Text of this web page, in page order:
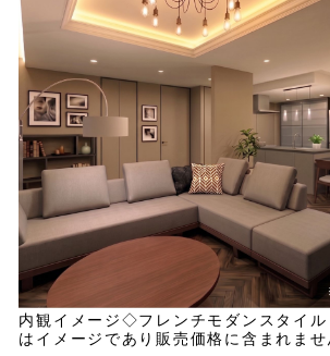
内観イメージ◇フレンチモダンスタイ
はイメージであり販売価格に含まれませ